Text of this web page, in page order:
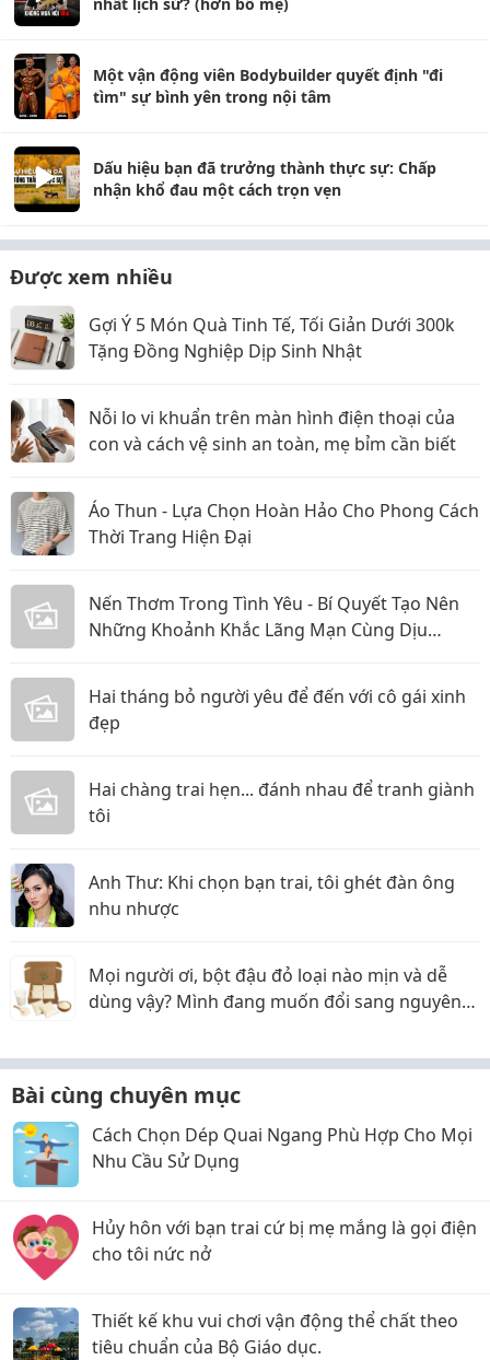
Một vận động viên Bodybuilder quyết định "đi
tìm" sự bình yên trong nội tâm
Dấu hiệu bạn đã trưởng thành thực sự: Chấp
nhận khổ đau một cách trọn vẹn
Được xem nhiều
Gợi Ý 5 Món Quà Tinh Tế, Tối Giản Dưới 300k
Tặng Đồng Nghiệp Dịp Sinh Nhật
Nỗi lo vi khuẩn trên màn hình điện thoại của
con và cách vệ sinh an toàn, mẹ bỉm cần biết
Áo Thun - Lựa Chọn Hoàn Hảo Cho Phong Cách
Thời Trang Hiện Đại
Nến Thơm Trong Tình Yêu - Bí Quyết Tạo Nên
Những Khoảnh Khắc Lãng Mạn Cùng Dịu
Hai tháng bỏ người yêu để đến với cô gái xinh
đẹp
Hai chàng trai hẹn... đánh nhau để tranh giành
tôi
Anh Thư: Khi chọn bạn trai, tôi ghét đàn ông
nhu nhược
Mọi người ơi, bột đậu đỏ loại nào mịn và dễ
dùng vậy? Mình đang muốn đổi sang nguyên
Bài cùng chuyên mục
Cách Chọn Dép Quai Ngang Phù Hợp Cho Mọi
Nhu Cầu Sử Dụng
Hủy hôn với bạn trai cứ bị mẹ mắng là gọi điện
cho tôi nức nở
Thiết kế khu vui chơi vận động thể chất theo
tiêu chuẩn của Bộ Giáo dục.